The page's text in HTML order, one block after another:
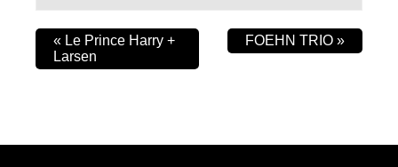
« Le Prince Harry +
Larsen
FOEHN TRIO »